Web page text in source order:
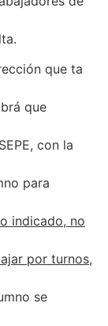
que ta
que
con la
para
indicado, no
por turnos,
se